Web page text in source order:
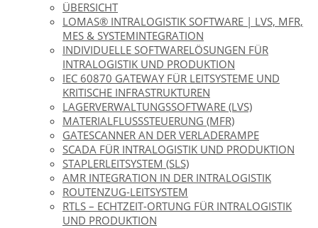
ÜBERSICHT
LOMAS® INTRALOGISTIK SOFTWARE | LVS, MFR,
MES & SYSTEMINTEGRATION
INDIVIDUELLE SOFTWARELÖSUNGEN FÜR
INTRALOGISTIK UND PRODUKTION
IEC 60870 GATEWAY FÜR LEITSYSTEME UND
KRITISCHE INFRASTRUKTUREN
LAGERVERWALTUNGSSOFTWARE (LVS)
MATERIALFLUSSSTEUERUNG (MFR)
GATESCANNER AN DER VERLADERAMPE
SCADA FÜR INTRALOGISTIK UND PRODUKTION
STAPLERLEITSYSTEM (SLS)
AMR INTEGRATION IN DER INTRALOGISTIK
ROUTENZUG-LEITSYSTEM
RTLS – ECHTZEIT-ORTUNG FÜR INTRALOGISTIK
UND PRODUKTION